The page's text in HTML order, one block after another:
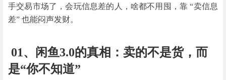
手交易市场了，会玩信息差的人，啥都不用囤，靠 “卖信息
差” 也能闷声发财。
01、闲鱼3.0的真相：卖的不是货，而
是“你不知道”